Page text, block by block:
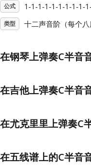
公式 1-1-1-1-1-1-1-1-1-
类型 十二声音阶（每个八
在钢琴上弹奏C半音
在吉他上弹奏C半音
在尤克里里上弹奏C
在五线谱上的C半音